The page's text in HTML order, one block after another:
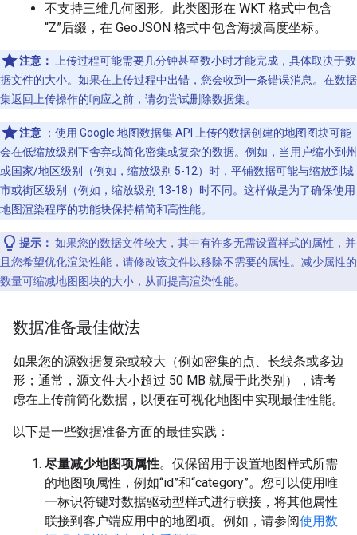
不支持三维几何图形。此类图形在 WKT 格式中包含
“Z”后缀，在 GeoJSON 格式中包含海拔高度坐标。
注意：
上传过程可能需要几分钟甚至数小时才能完成，具体取决于数
据文件的大小。如果在上传过程中出错，您会收到一条错误消息。在数据
集返回上传操作的响应之前，请勿尝试删除数据集。
注意 ：使用 Google 地图数据集 API 上传的数据创建的地图图块可能
会在低缩放级别下舍弃或简化密集或复杂的数据。例如，当用户缩小到州
或国家/地区级别（例如，缩放级别 5-12）时，平铺数据可能与缩放到城
市或街区级别（例如，缩放级别 13-18）时不同。这样做是为了确保使用
地图渲染程序的功能块保持精简和高性能。
提示： 如果您的数据文件较大，其中有许多无需设置样式的属性，并
且您希望优化渲染性能，请修改该文件以移除不需要的属性。减少属性的
数量可缩减地图图块的大小，从而提高渲染性能。
数据准备最佳做法
如果您的源数据复杂或较大（例如密集的点、长线条或多边
形；通常，源文件大小超过 50 MB 就属于此类别），请考
虑在上传前简化数据，以便在可视化地图中实现最佳性能。
以下是一些数据准备方面的最佳实践：
尽量减少地图项属性。仅保留用于设置地图样式所需
的地图项属性，例如“id”和“category”。您可以使用唯
一标识符键对数据驱动型样式进行联接，将其他属性
联接到客户端应用中的地图项。例如，请参阅使用数